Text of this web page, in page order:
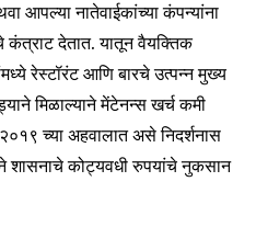
आपल्या नातेवाईकांच्या कंपन्यांना
कंत्राट देतात. यातून वैयक्तिक
रेस्टॉरंट आणि बारचे उत्पन्न मुख्य
मिळाल्याने मेंटेनन्स खर्च कमी
च्या अहवालात असे निदर्शनास
कोट्यवधी रुपयांचे नुकसान